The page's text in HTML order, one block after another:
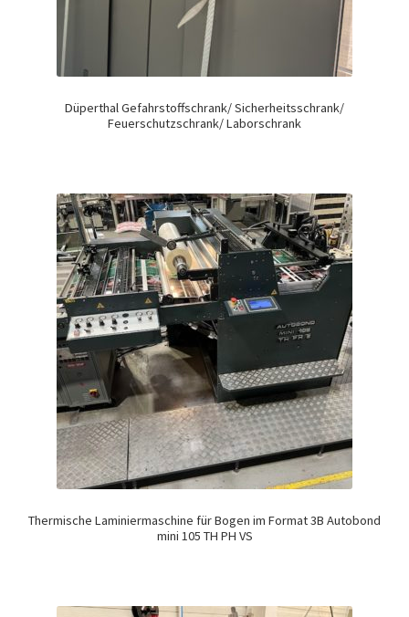
Düperthal Gefahrstoffschrank/ Sicherheitsschrank/
Feuerschutzschrank/ Laborschrank
Thermische Laminiermaschine für Bogen im Format 3B Autobond
mini 105 TH PH VS